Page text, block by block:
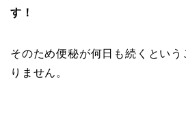
す！
そのため便秘が何日も続くとい
りません。